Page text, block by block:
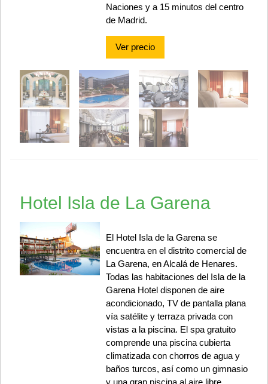
Naciones y a 15 minutos del centro
de Madrid.
Ver precio
Hotel Isla de La Garena
El Hotel Isla de la Garena se
encuentra en el distrito comercial de
La Garena, en Alcalá de Henares.
Todas las habitaciones del Isla de la
Garena Hotel disponen de aire
acondicionado, TV de pantalla plana
vía satélite y terraza privada con
vistas a la piscina. El spa gratuito
comprende una piscina cubierta
climatizada con chorros de agua y
baños turcos, así como un gimnasio
y una gran piscina al aire libre,